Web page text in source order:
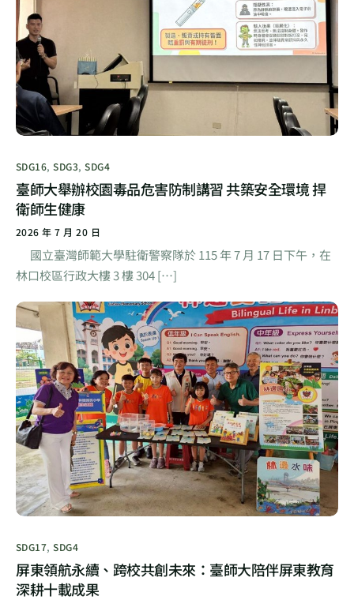
SDG16,SDG3,SDG4
臺師大舉辦校園毒品危害防制講習 共築安全環境 捍
衛師生健康
2026 年 7 月 20 日
國立臺灣師範大學駐衛警察隊於 115 年 7 月 17 日下午，在
林口校區行政大樓 3 樓 304 […]
SDG17,SDG4
屏東領航永續、跨校共創未來：臺師大陪伴屏東教育
深耕十載成果